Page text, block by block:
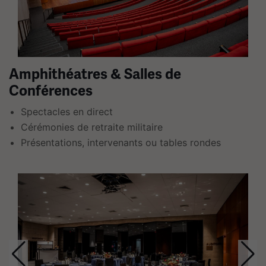
plusieurs
diapositives
avec
des
liens.
Utilisez
flèches
gauche
et
naviguer.
Amphithéatres & Salles de
Conférences
Spectacles en direct
Cérémonies de retraite militaire
Présentations, intervenants ou tables rondes
Ceci
carrousel.
Cette
section